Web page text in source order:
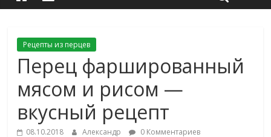
Рецепты из перцев
Перец фаршированный
мясом и рисом —
вкусный рецепт
08.10.2018 Александр 0 Комментариев